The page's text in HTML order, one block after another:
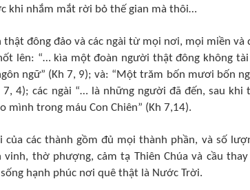
khi nhắm mắt rời bỏ thế gian mà thôi…
thật đông đảo và các ngài từ mọi nơi, mọi miền
lên: “… kìa một đoàn người thật đông không
ngữ” (Kh 7, 9); và: “Một trăm bốn mươi bốn
7, 4); các ngài “… là những người đã đến, sau
mình trong máu Con Chiên” (Kh 7,14).
của các thành gồm đủ mọi thành phần, và số
vinh, thờ phượng, cảm tạ Thiên Chúa và cầu
hạnh phúc nơi quê thật là Nước Trời.